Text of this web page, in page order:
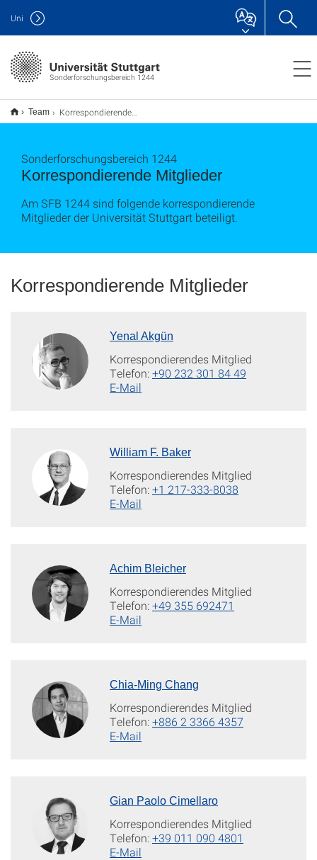
Sonderforschungsbereich 1244
Uni
Team Korrespondierende Mitglieder
Korrespondierende Mitglieder
Sonderforschungsbereich 1244
Am SFB 1244 sind folgende korrespondierende
Mitglieder der Universität Stuttgart beteiligt.
Korrespondierende Mitglieder
Yenal Akgün
Korrespondierendes Mitglied
Telefon:+90 232 301 84 49
E-Mail
William F. Baker
Korrespondierendes Mitglied
Telefon:+1 217-333-8038
E-Mail
Achim Bleicher
Korrespondierendes Mitglied
Telefon:+49 355 692471
E-Mail
Chia-Ming Chang
Korrespondierendes Mitglied
Telefon:+886 2 3366 4357
E-Mail
Gian Paolo Cimellaro
Korrespondierendes Mitglied
Telefon:+39 011 090 4801
E-Mail